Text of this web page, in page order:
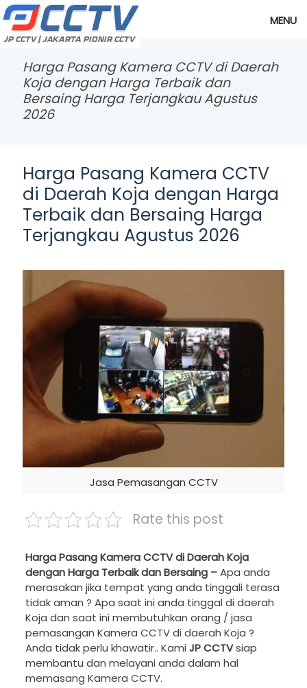
MENU
Harga Pasang Kamera CCTV di Daerah
Koja dengan Harga Terbaik dan
Bersaing Harga Terjangkau Agustus
2026
Harga Pasang Kamera CCTV
di Daerah Koja dengan Harga
Terbaik dan Bersaing Harga
Terjangkau Agustus 2026
Jasa Pemasangan CCTV
Rate this post
Harga Pasang Kamera CCTV di Daerah Koja
dengan Harga Terbaik dan Bersaing –Apa anda
merasakan jika tempat yang anda tinggali terasa
tidak aman ? Apa saat ini anda tinggal di daerah
Koja dan saat ini membutuhkan orang / jasa
pemasangan Kamera CCTV di daerah Koja ?
Anda tidak perlu khawatir.. Kami JP CCTVsiap
membantu dan melayani anda dalam hal
memasang Kamera CCTV.